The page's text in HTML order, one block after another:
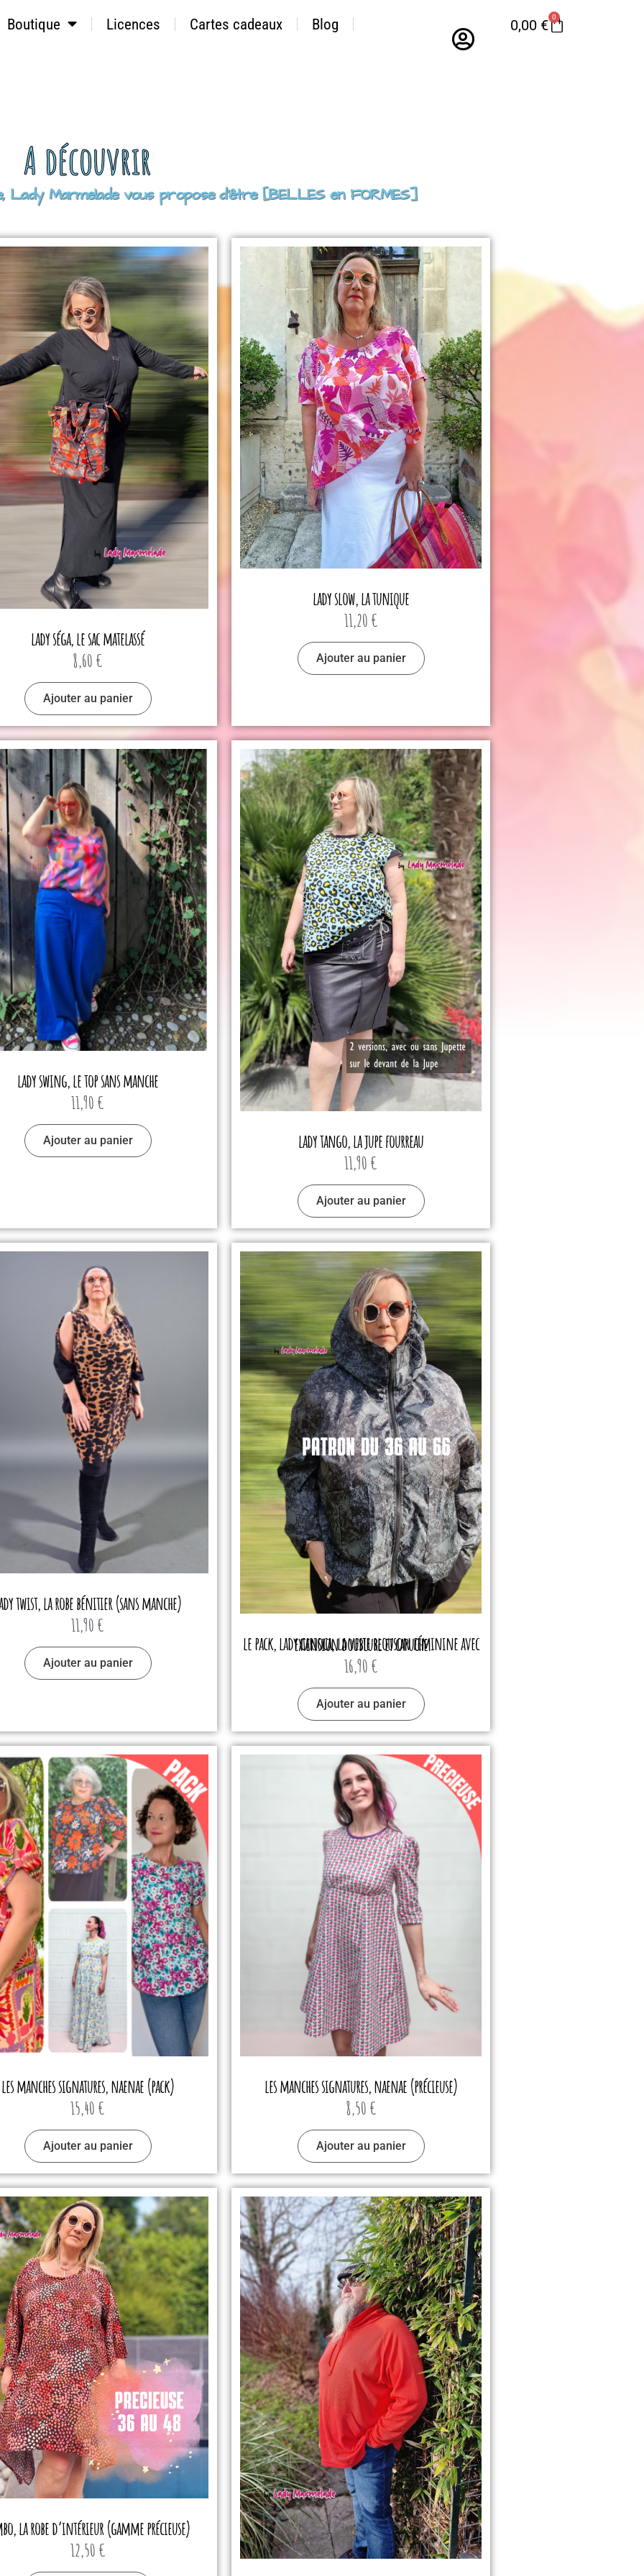
Boutique Licences Cartes cadeaux Blog 0,00 € 0
A découvrir
Lady Marmelade vous propose d’être [BELLES en FORMES]
lady séga, le sac matelassé
8,60 €
Ajouter au panier
lady slow, la tunique
11,20 €
Ajouter au panier
lady swing, le top sans manche
11,90 €
Ajouter au panier lady tango, la jupe fourreau
11,90 €
Ajouter au panier
twist, la robe bénitier (sans manche)
11,90 €
Ajouter au panier
le pack, lady carioca, la veste blouson féminine avec extension doublure et capuche
16,90 €
Ajouter au panier
les manches signatures, naenae (pack)
15,40 €
Ajouter au panier
les manches signatures, naenae (précieuse)
8,50 €
Ajouter au panier
la robe d’intérieur (gamme précieuse)
12,50 €